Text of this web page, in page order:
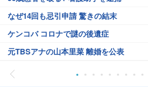
なぜ14回も忌引申請 驚きの結末
ケンコバ コロナで謎の後遺症
元TBSアナの山本里菜 離婚を公表